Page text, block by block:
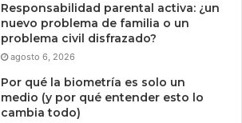
Responsabilidad parental activa: ¿un
nuevo problema de familia o un
problema civil disfrazado?
agosto 6, 2026
Por qué la biometría es solo un
medio (y por qué entender esto lo
cambia todo)